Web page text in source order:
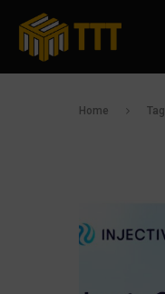
Home